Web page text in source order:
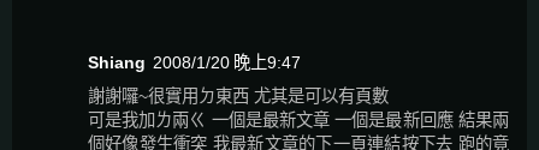
Shiang 2008/1/20 晚上9:47
謝謝囉~很實用ㄉ東西 尤其是可以有頁數
可是我加ㄌ兩ㄍ 一個是最新文章 一個是最新回應 結果兩
個好像發生衝突 我最新文章的下一頁連結按下去 跑的竟